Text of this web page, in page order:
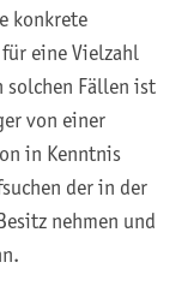
konkrete
eine Vielzahl
solchen Fällen ist
von einer
in Kenntnis
der in der
nehmen und